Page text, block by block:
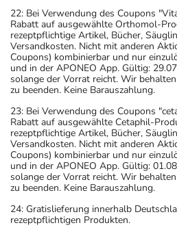
22: Bei Verwendung des Coupons
Rabatt auf ausgewählte Orthomol-
rezeptpflichtige Artikel, Bücher,
Versandkosten. Nicht mit anderen
Coupons) kombinierbar und nur
und in der APONEO App. Gültig:
solange der Vorrat reicht. Wir
zu beenden. Keine Barauszahlung.
23: Bei Verwendung des Coupons
Rabatt auf ausgewählte Cetaphil-
rezeptpflichtige Artikel, Bücher,
Versandkosten. Nicht mit anderen
Coupons) kombinierbar und nur
und in der APONEO App. Gültig:
solange der Vorrat reicht. Wir
zu beenden. Keine Barauszahlung.
24: Gratislieferung innerhalb
rezeptpflichtigen Produkten.